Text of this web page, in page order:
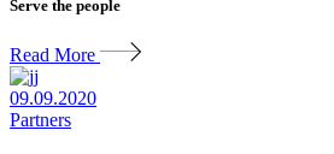
Serve the people
Read More
09.09.2020
Partners